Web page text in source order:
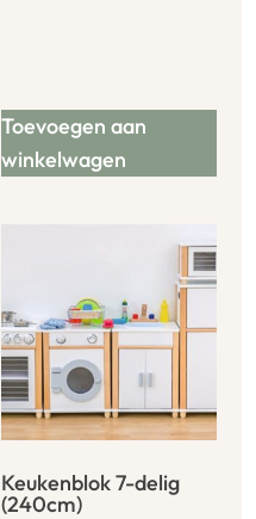
Toevoegen aan
winkelwagen
Keukenblok 7-delig
(240cm)